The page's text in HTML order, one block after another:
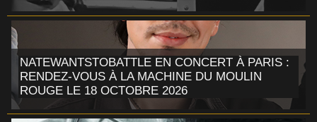
NATEWANTSTOBATTLE EN CONCERT À PARIS :
RENDEZ-VOUS À LA MACHINE DU MOULIN
ROUGE LE 18 OCTOBRE 2026